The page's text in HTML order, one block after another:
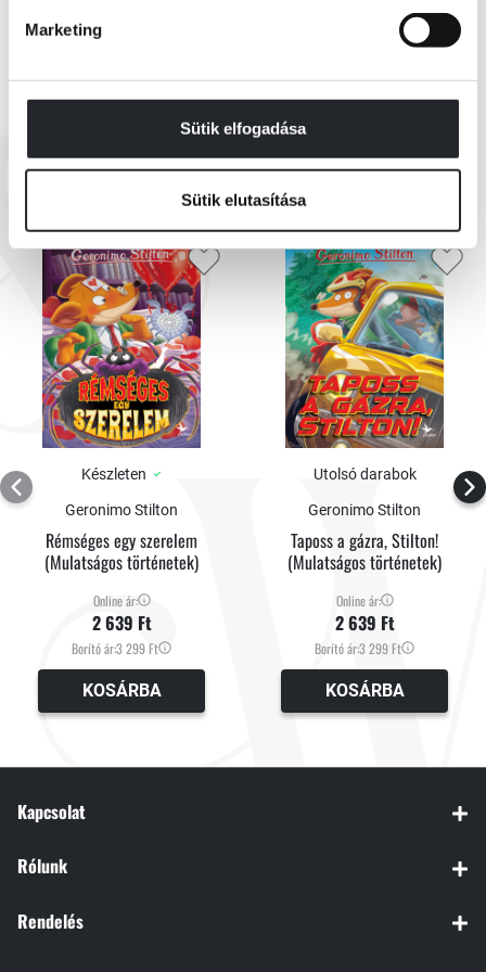
Marketing
Sütik elfogadása
Sütik elutasítása
EZEK IS ÉRDEKELHETNEK
Készleten
Geronimo Stilton
Rémséges egy szerelem
(Mulatságos történetek)
Online ár:
2 639 Ft
Borító ár:3 299 Ft
KOSÁRBA
Utolsó darabok
Geronimo Stilton
Taposs a gázra, Stilton!
(Mulatságos történetek)
Online ár:
2 639 Ft
Borító ár:3 299 Ft
KOSÁRBA
Kapcsolat
Rólunk
Rendelés